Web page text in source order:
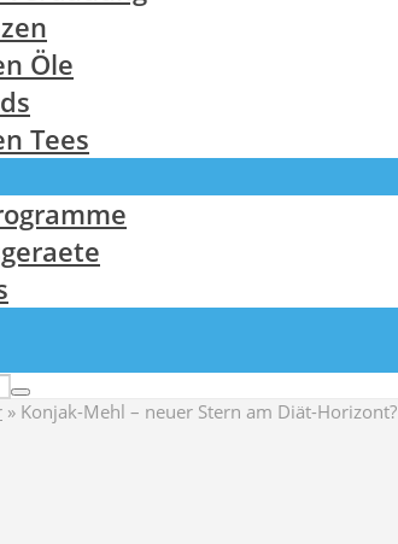
Öle
Tees
» Konjak-Mehl – neuer Stern am Diät-Horizont?